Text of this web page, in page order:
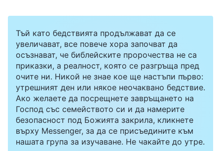
Тъй като бедствията продължават да се
увеличават, все повече хора започват да
осъзнават, че библейските пророчества не са
приказки, а реалност, която се разгръща пред
очите ни. Никой не знае кое ще настъпи първо:
утрешният ден или някое неочаквано бедствие.
Ако желаете да посрещнете завръщането на
Господ със семейството си и да намерите
безопасност под Божията закрила, кликнете
върху Messenger, за да се присъедините към
нашата група за изучаване. Не чакайте до утре.